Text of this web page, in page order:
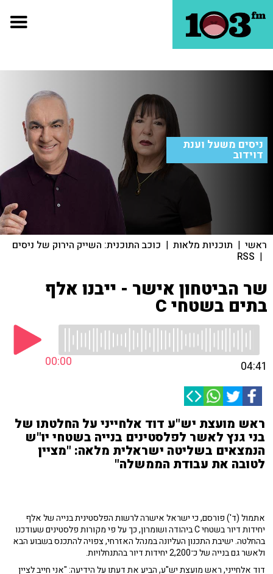
ניסים משעל וענת
דוידוב
ראשי | תוכניות מלאות | כוכב התוכנית: השייק הירוק של ניסים
|
RSS
שר הביטחון אישר - ייבנו אלף
בתים בשטחי C
00:00 04:41
ראש מועצת יש"ע דוד אלחייני על החלטתו של
בני גנץ לאשר לפלסטינים בנייה בשטחי יו"ש
הנמצאים בשליטה ישראלית מלאה: "מציין
לטובה את עבודת הממשלה"
אתמול (ד') פורסם, כי ישראל אישרה לרשות הפלסטינית בנייה של אלף
יחידות דיור בשטחי C ביהודה ושומרון, כך על פי מקורות פלסטינים שעודכנו
בהחלטה. ישיבת התכנון העליונה במנהל האזרחי, צפויה להתכנס בשבוע הבא
ולאשר גם בנייה של כ־2,200 יחידות דיור בהתנחלויות.
דוד אלחייני, ראש מועצת יש"ע, הביע את דעתו על הידיעה: "אני חייב לציין